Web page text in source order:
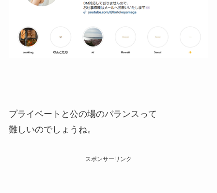
プライベートと公の場のバランスって
難しいのでしょうね。
スポンサーリンク